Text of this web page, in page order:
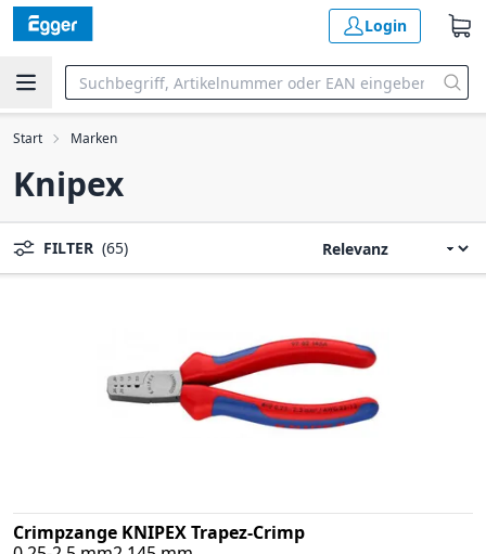
Login
Start Marken
Knipex
FILTER (65)
Crimpzange KNIPEX Trapez-Crimp